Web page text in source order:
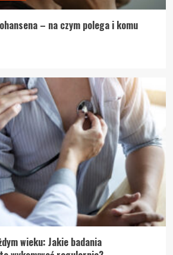
– na czym polega i komu
wieku: Jakie badania